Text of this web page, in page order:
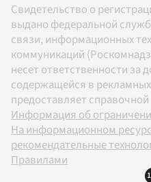
Свидетельство о
выдано федеральной
связи, информационных
коммуникаций
несет ответственности за
содержащейся в
предоставляет
Информация об
На информационном
рекомендательные
Правилами